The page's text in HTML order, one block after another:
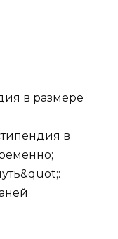
в размере
в